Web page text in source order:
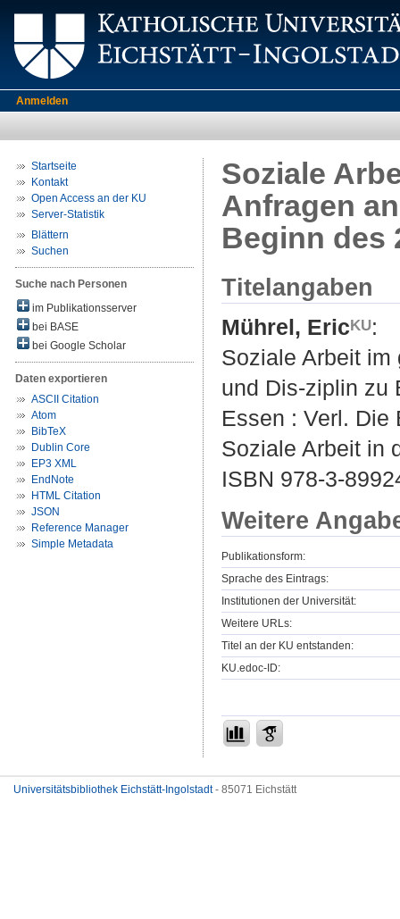
Anmelden
Startseite
Kontakt
Open Access an der KU
Server-Statistik
Blättern
Suchen
Suche nach Personen
im Publikationsserver
bei BASE
bei Google Scholar
Daten exportieren
ASCII Citation
Atom
BibTeX
Dublin Core
EP3 XML
EndNote
HTML Citation
JSON
Reference Manager
Simple Metadata
Soziale
Anfragen
Beginn des
Titelangaben
Mührel, Eric
:
Soziale Arbeit
und Dis-ziplin zu
Essen : Verl. Die
Soziale Arbeit in
ISBN 978-3-
Weitere
Publikationsform:
Sprache des Eintrags:
Institutionen der Universität:
Weitere URLs:
Titel an der KU entstanden:
KU.edoc-ID:
Universitätsbibliothek Eichstätt-Ingolstadt- 85071 Eichstätt